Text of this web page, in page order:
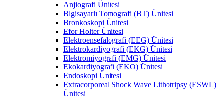
Anjiografi Ünitesi
Blgisayarlı Tomografi (BT) Ünitesi
Bronkoskopi Ünitesi
Efor Holter Ünitesi
Elektroensefalografi (EEG) Ünitesi
Elektrokardiyografi (EKG) Ünitesi
Elektromiyografi (EMG) Ünitesi
Ekokardiyografi (EKO) Ünitesi
Endoskopi Ünitesi
Extracorporeal Shock Wave Lithotripsy (ESWL)
Ünitesi